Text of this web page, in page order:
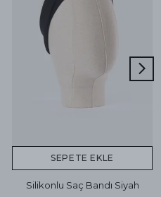
SEPETE EKLE
Silikonlu Saç Bandı Siyah